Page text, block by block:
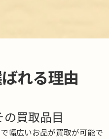
れる理由
の買取品目
幅広いお品が買取が可能で